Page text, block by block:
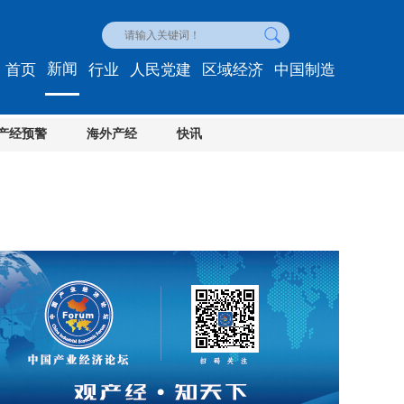
首页 新闻
经预警 海外产经 快讯
行业 人民党建 区域经济 中国制造